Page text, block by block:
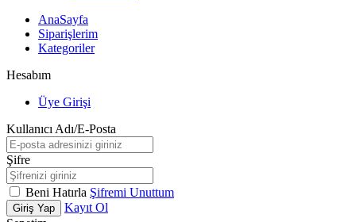
AnaSayfa
Siparişlerim
Kategoriler
Hesabım
Üye Girişi
Kullanıcı Adı/E-Posta
Şifre
Beni Hatırla Şifremi Unuttum
Giriş Yap
Kayıt Ol